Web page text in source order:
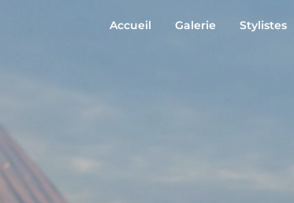
Accueil Galerie Stylistes